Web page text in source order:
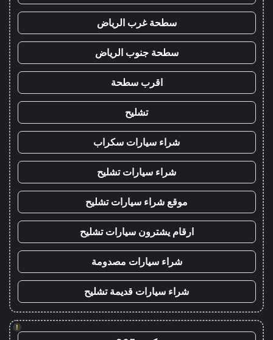
سطحة غرب الرياض
سطحة جنوب الرياض
اقرب سطحة
تشليح
شراء سيارات سكراب
شراء سيارات تشليح
موقع شراء سيارات تشليح
ارقام يشترون سيارات تشليح
شراء سيارات مصدومة
شراء سيارات قديمة تشليح
!